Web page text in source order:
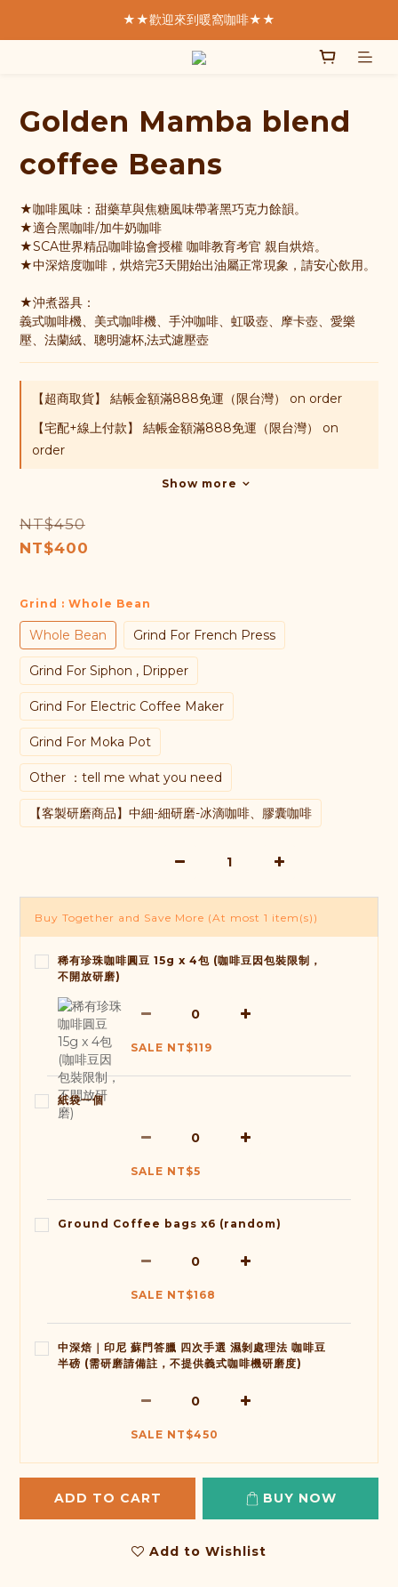
★★歡迎來到暖窩咖啡★★
★★歡迎來到暖窩咖啡★★
  我們致力於製作好的咖啡
★★歡迎來到暖窩咖啡★★
Golden Mamba blend
coffee Beans
★咖啡風味：甜藥草與焦糖風味帶著黑巧克力餘韻。
★適合黑咖啡/加牛奶咖啡
★SCA世界精品咖啡協會授權 咖啡教育考官 親自烘焙。
★中深焙度咖啡，烘焙完3天開始出油屬正常現象，請安心飲用。
★沖煮器具：
義式咖啡機、美式咖啡機、手沖咖啡、虹吸壺、摩卡壺、愛樂
壓、法蘭絨、聰明濾杯,法式濾壓壺
【超商取貨】 結帳金額滿888免運（限台灣） on order
【宅配+線上付款】 結帳金額滿888免運（限台灣） on
order
Show more
NT$450
NT$400
Grind : Whole Bean
Whole Bean Grind For French Press
Grind For Siphon , Dripper
Grind For Electric Coffee Maker
Grind For Moka Pot
Other ：tell me what you need
【客製研磨商品】中細-細研磨-冰滴咖啡、膠囊咖啡
Buy Together and Save More (At most 1 item(s))
稀有珍珠咖啡圓豆 15g x 4包 (咖啡豆因包裝限制，
不開放研磨)
SALE NT$119
紙袋一個
SALE NT$5
Ground Coffee bags x6 (random)
SALE NT$168
中深焙｜印尼 蘇門答臘 四次手選 濕剝處理法 咖啡豆
半磅 (需研磨請備註，不提供義式咖啡機研磨度)
SALE NT$450
ADD TO CART BUY NOW
Add to Wishlist